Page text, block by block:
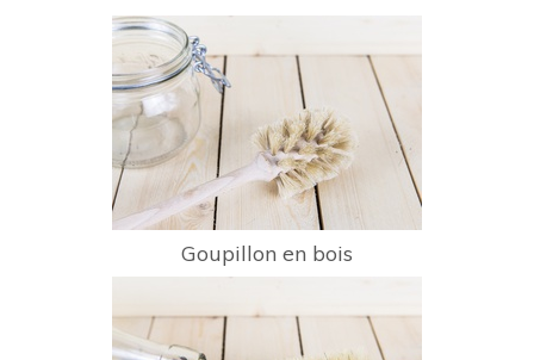
Goupillon en bois